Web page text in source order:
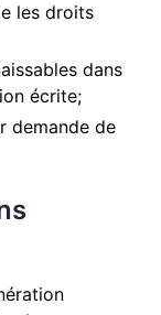
les droits
dans
écrite;
demande de